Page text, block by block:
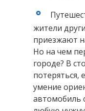
жители
приезжают
Но на чем
городе? В
потеряться,
умение
автомобиль